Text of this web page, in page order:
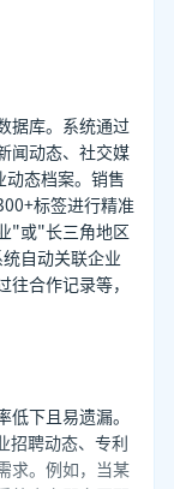
据库。系统通过
闻动态、社交媒
态档案。销售
标签进行精准
"或"长三角地区
自动关联企业
合作记录等，
下且易遗漏。
招聘动态、专利
求。例如，当某